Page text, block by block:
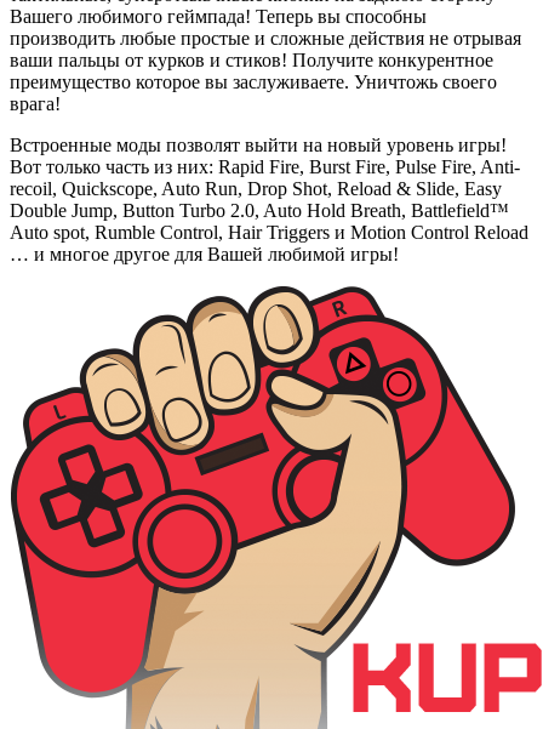
Вашего любимого геймпада! Теперь вы способны
производить любые простые и сложные действия не отрывая
ваши пальцы от курков и стиков! Получите конкурентное
преимущество которое вы заслуживаете. Уничтожь своего
врага!
Встроенные моды позволят выйти на новый уровень игры!
Вот только часть из них: Rapid Fire, Burst Fire, Pulse Fire, Anti-
recoil, Quickscope, Auto Run, Drop Shot, Reload & Slide, Easy
Double Jump, Button Turbo 2.0, Auto Hold Breath, Battlefield™
Auto spot, Rumble Control, Hair Triggers и Motion Control Reload
… и многое другое для Вашей любимой игры!